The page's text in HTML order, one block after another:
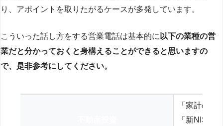
り、アポイントを取りたがるケースが多発しています。
こういった話し方をする営業電話は基本的に 以下の業種の営
業だと分かっておくと身構えることができると思いますの
で、是非参考にしてください。
「家計の見
「新NISA